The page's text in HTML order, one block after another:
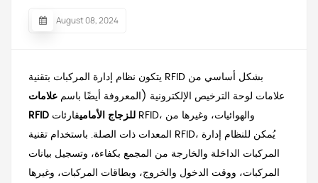
August 08, 2024
يتكون نظام إدارة المركبات بتقنية RFID بشكل أساسي من
علامات لوحة الترخيص الإلكترونية (المعروفة أيضًا باسم علامات
RFID للزجاج الأماميقارئات RFID، والهوائيات، وغيرها من
المعدات ذات الصلة. باستخدام تقنية RFID، يُمكن للنظام إدارة
المركبات الداخلة والخارجة من المجمع بكفاءة، وتسجيل بيانات
المركبات، ووقت الدخول والخروج، وبطاقات المركبات، وغيرها